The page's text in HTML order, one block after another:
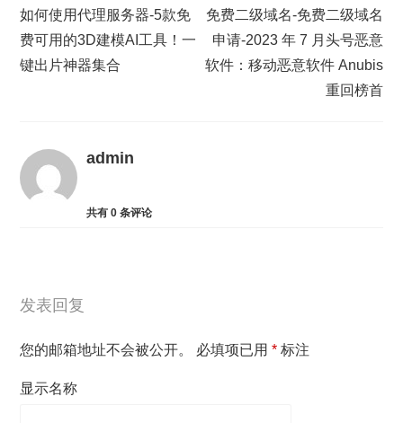
如何使用代理服务器-5款免
费可用的3D建模AI工具！一
键出片神器集合
免费二级域名-免费二级域名
申请-2023 年 7 月头号恶意
软件：移动恶意软件 Anubis
重回榜首
admin
共有0 条评论
发表回复
您的邮箱地址不会被公开。 必填项已用* 标注
显示名称